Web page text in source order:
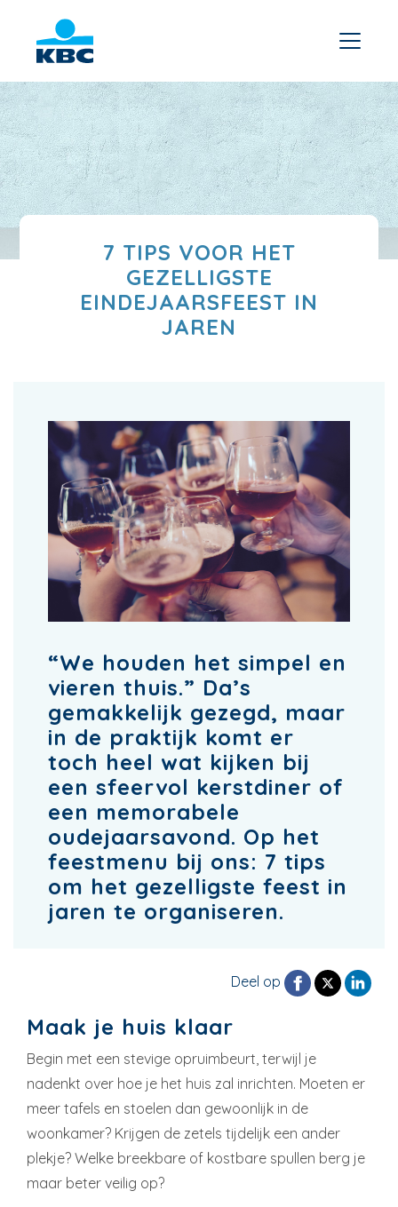
7 TIPS VOOR HET
GEZELLIGSTE
EINDEJAARSFEEST IN
JAREN
“We houden het simpel en
vieren thuis.” Da’s
gemakkelijk gezegd, maar
in de praktijk komt er
toch heel wat kijken bij
een sfeervol kerstdiner of
een memorabele
oudejaarsavond. Op het
feestmenu bij ons: 7 tips
om het gezelligste feest in
jaren te organiseren.
Deel op
Maak je huis klaar
Begin met een stevige opruimbeurt, terwijl je
nadenkt over hoe je het huis zal inrichten. Moeten er
meer tafels en stoelen dan gewoonlijk in de
woonkamer? Krijgen de zetels tijdelijk een ander
plekje? Welke breekbare of kostbare spullen berg je
maar beter veilig op?